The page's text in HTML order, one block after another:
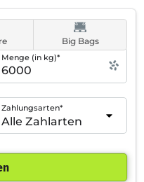
Big Bags
Menge (in kg)*
Zahlungsarten*